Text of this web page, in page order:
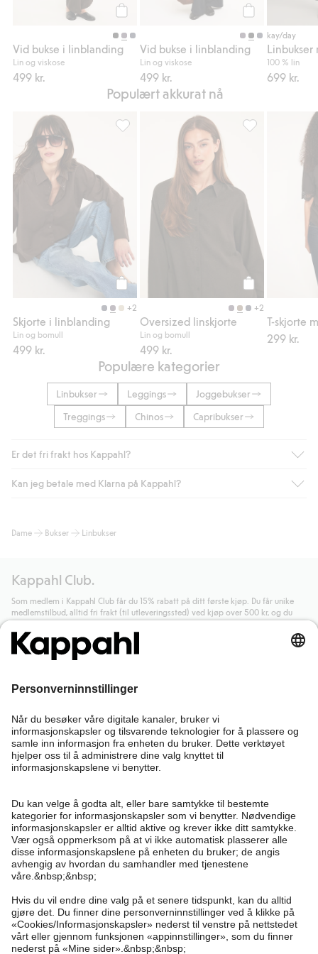
Vid bukse i linblanding
Lin og viskose
499 kr.
Legg til
Vid bukse i linblanding
Lin og viskose
499 kr.
kay/day
100 % lin
699 kr.
Populært akkurat nå
Legg til
+2
Skjorte i linblanding
Lin og bomull
499 kr.
Skjorte i linblanding, Legg til i favoriter
Legg til
+2
Oversized linskjorte
Lin og bomull
499 kr.
Oversized
T-skjorte
299 kr.
Populære kategorier
Linbukser Leggings
Joggebukser
Treggings
Chinos Capribukser
Er det fri frakt hos Kappahl?
Som medlem i Kappahl Club har du alltid gratis frakt til butikk,
automatisk etter at du har logget inn og er identifisert som
hjemlevering med Helthjem koster 49 NOK og 99 NOK for
hjemlevering med Bring uansett hvor mye du handler for.
Les mer
Kan jeg betale med Klarna på Kappahl?
og andre betalingsmåter.
generelle vilkår.Les mer om Klarnas betalingsvilkår
lenke).
Les mer
Dame Bukser Linbukser
Kappahl Club.
Som medlem i Kappahl Club får du 15% rabatt på ditt første kjøp. Du får unike
medlemstilbud, alltid fri frakt (til utleveringssted) ved kjøp over 500 kr, og du
samler poeng på alle dine kjøp og aktiviteter.
Bli medlem
Kundeservice
Vanlige spørsmål
Bestilling
Kontakt oss
Finn butikk
Kappahl Club
Logg inn
Kappahl Club
Medlemsvilkår
Om oss
Bærekraft
Vilkår & retningslinjer
Kjøpsvilkår
Mer fra oss